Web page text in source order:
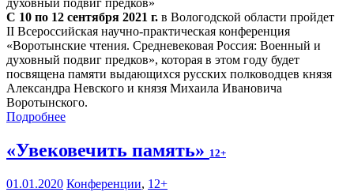
С 10 по 12 сентября 2021 г. в Вологодской области пройдет
II Всероссийская научно-практическая конференция
«Воротынские чтения. Средневековая Россия: Военный и
духовный подвиг предков», которая в этом году будет
посвящена памяти выдающихся русских полководцев князя
Александра Невского и князя Михаила Ивановича
Воротынского.
Подробнее
«Увековечить память» 12+
01.01.2020 Конференции, 12+